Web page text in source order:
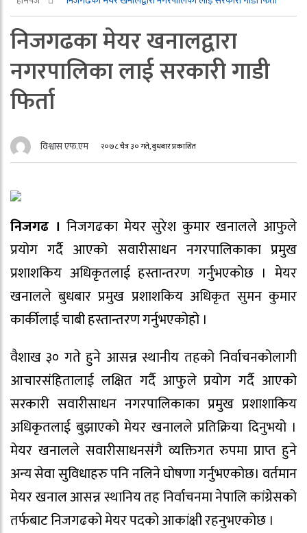
निजगढका मेयर खनालद्वारा
नगरपालिका लाई सरकारी गाडी
फिर्ता
विश्वास एफ.एम २०७८ चैत्र ३० गते, बुधबार प्रकाशित
निजगढ । निजगढका मेयर सुरेश कुमार खनालले आफुले
प्रयोग गर्दै आएको सवारीसाधन नगरपालिकाका प्रमुख
प्रशाशकिय अधिकृतलाई हस्तान्तरण गर्नुभएकोछ । मेयर
खनालले बुधबार प्रमुख प्रशाशकिय अधिकृत सुमन कुमार
कार्कीलाई चाबी हस्तान्तरण गर्नुभएकोहो ।
वैशाख ३० गते हुने आसन्न स्थानीय तहको निर्वाचनकोलागी
आचारसंहितालाई लक्षित गर्दै आफुले प्रयोग गर्दै आएको
सरकारी सवारीसाधन नगरपालिकाका प्रमुख प्रशाशाकिय
अधिकृतलाई बुझाएको मेयर खनालले प्रतिक्रिया दिनुभयो ।
मेयर खनालले सवारीसाधनसंगै व्यक्तिगत रुपमा प्राप्त हुने
अन्य सेवा सुविधाहरु पनि नलिने घोषणा गर्नुभएकोछ। वर्तमान
मेयर खनाल आसन्न स्थानिय तह निर्वाचनमा नेपालि कांग्रेसको
तर्फबाट निजगढको मेयर पदको आकांक्षी रहनुभएकोछ ।